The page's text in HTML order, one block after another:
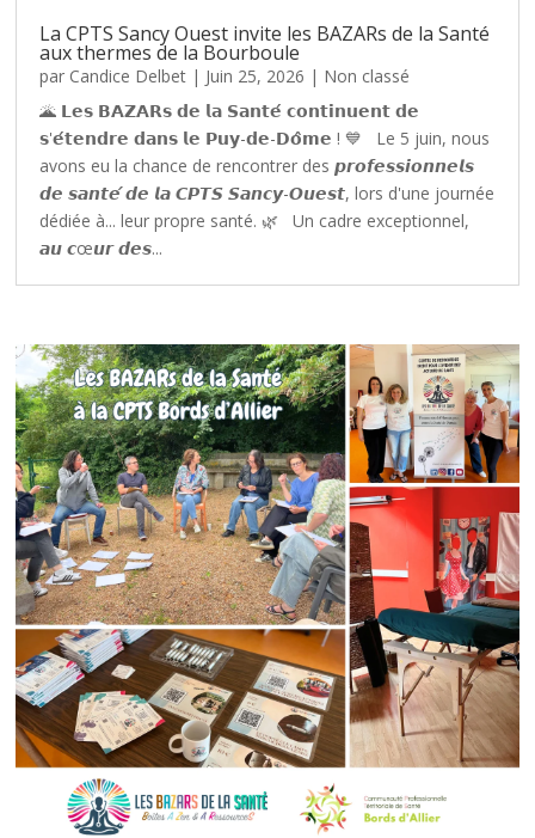
La CPTS Sancy Ouest invite les BAZARs de la Santé
aux thermes de la Bourboule
par Candice Delbet | Juin 25, 2026 | Non classé
🌋 𝗟𝗲𝘀 𝗕𝗔𝗭𝗔𝗥𝘀 𝗱𝗲 𝗹𝗮 𝗦𝗮𝗻𝘁𝗲́ 𝗰𝗼𝗻𝘁𝗶𝗻𝘂𝗲𝗻𝘁 𝗱𝗲
𝘀'𝗲́𝘁𝗲𝗻𝗱𝗿𝗲 𝗱𝗮𝗻𝘀 𝗹𝗲 𝗣𝘂𝘆-𝗱𝗲-𝗗𝗼̂𝗺𝗲 ! 💙 Le 5 juin, nous
avons eu la chance de rencontrer des 𝙥𝙧𝙤𝙛𝙚𝙨𝙨𝙞𝙤𝙣𝙣𝙚𝙡𝙨
𝙙𝙚 𝙨𝙖𝙣𝙩𝙚́ 𝙙𝙚 𝙡𝙖 𝘾𝙋𝙏𝙎 𝙎𝙖𝙣𝙘𝙮-𝙊𝙪𝙚𝙨𝙩, lors d'une journée
dédiée à... leur propre santé. 🌿 Un cadre exceptionnel,
𝙖𝙪 𝙘œ𝙪𝙧 𝙙𝙚𝙨...